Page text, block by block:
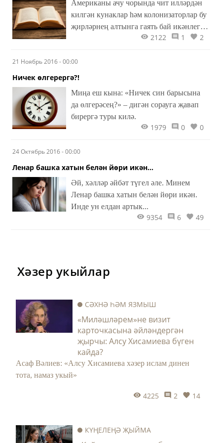
Американы ачу чорында чит илләрдән
килгән кунаклар һәм колонизаторлар бу
җирләрнең алтынга гаять бай икәнлеген
ачыклаганнар. Шушы алтынга ия булу
индеецларны — алдап, алардагы
алтынга алмашка арзанлы пыяладан
булганнар.
2122 1 2
21 Ноябрь 2016 - 00:00
Ничек өлгерергә?!
Миңа еш кына: «Ничек син барысына
да өлгерәсең?» – дигән сорауга җавап
бирергә туры килә.
1979 0 0
24 Октябрь 2016 - 00:00
Ленар башка хатын белән йөри икән...
Әй, хәлләр әйбәт түгел әле. Минем
Ленар башка хатын белән йөри икән.
Инде ун елдан артык...
9354 6 49
Хәзер укыйлар
СӘХНӘ ҺӘМ ЯЗМЫШ
«Миләшләрем»не визит
карточкасына әйләндергән
җырчы: Алсу Хисамиева бүген
кайда?
Асаф Вәлиев: «Алсу Хисамиева хәзер ислам динен
тота, намаз укый»
4225 2 14
КҮҢЕЛЕҢӘ ҖЫЙМА